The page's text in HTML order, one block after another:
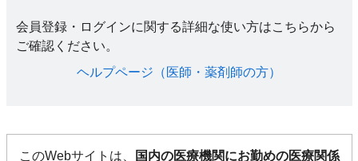
会員登録・ログインに関する詳細な使い方はこちらから
ご確認ください。​
ヘルプページ（医師・薬剤師の方）​
このWebサイトは、
国内の医療機関にお勤めの医療関係